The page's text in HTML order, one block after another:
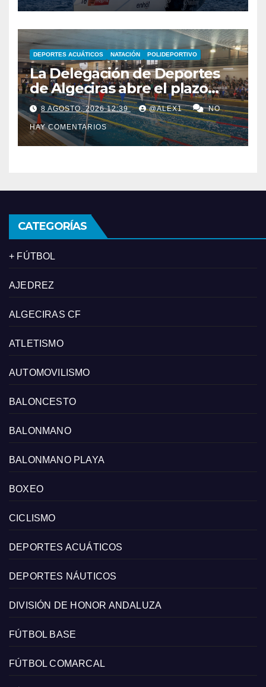
DEPORTES ACUÁTICOS NATACIÓN POLIDEPORTIVO
La Delegación de Deportes
de Algeciras abre el plazo
para los cursos municipales
de natación para todas las
edades
8 AGOSTO, 2026 12:39 @ALEX1 NO
HAY COMENTARIOS
CATEGORÍAS
+ FÚTBOL
AJEDREZ
ALGECIRAS CF
ATLETISMO
AUTOMOVILISMO
BALONCESTO
BALONMANO
BALONMANO PLAYA
BOXEO
CICLISMO
DEPORTES ACUÁTICOS
DEPORTES NÁUTICOS
DIVISIÓN DE HONOR ANDALUZA
FÚTBOL BASE
FÚTBOL COMARCAL